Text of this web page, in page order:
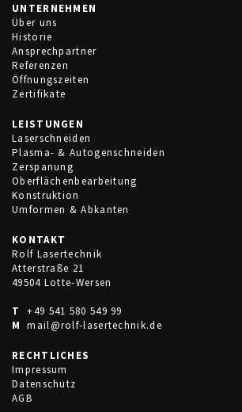
UNTERNEHMEN
Über uns
Historie
Ansprechpartner
Referenzen
Öffnungszeiten
Zertifikate
LEISTUNGEN
Laserschneiden
Plasma- & Autogenschneiden
Zerspanung
Oberflächenbearbeitung
Konstruktion
Umformen & Abkanten
KONTAKT
Rolf Lasertechnik
Atterstraße 21
49504 Lotte-Wersen
T
+49 541 580 549 99
M
mail@rolf-lasertechnik.de
RECHTLICHES
Impressum
Datenschutz
AGB